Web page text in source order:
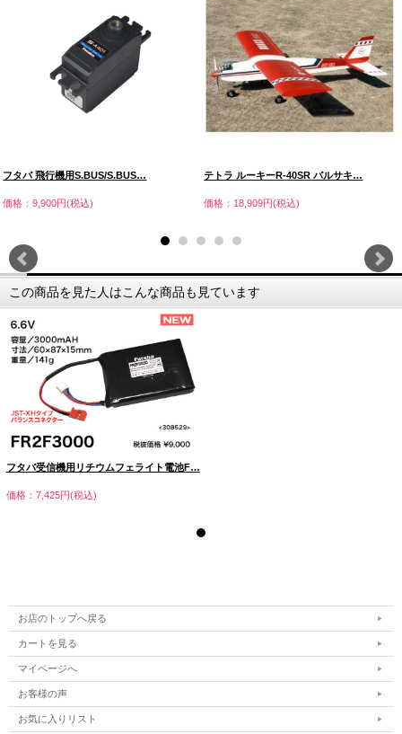
フタバ 飛行機用S.BUS/S.BUS…
価格：9,900円(税込)
テトラ ルーキーR-40SR バルサキ…
価格：18,909円(税込)
この商品を見た人はこんな商品も見ています
フタバ受信機用リチウムフェライト電池F…
価格：7,425円(税込)
お店のトップへ戻る
カートを見る
マイページへ
お客様の声
お気に入りリスト